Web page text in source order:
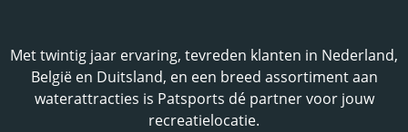
Met twintig jaar ervaring, tevreden klanten in Nederland,
België en Duitsland, en een breed assortiment aan
waterattracties is Patsports dé partner voor jouw
recreatielocatie.